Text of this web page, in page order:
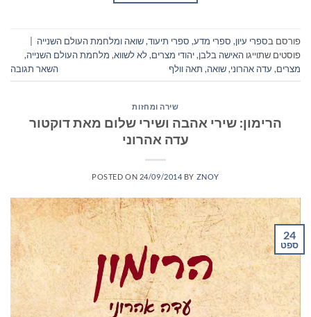
פורסם בספרי עיון, ספרי מדע, ספרי תיעוד,שואה ומלחמת העולם השנייה |
פוסטים שתוייגו האישה בלבן,יהודי מצרים,לא לשווא, מלחמת העולם השנייה,
מצרים, עדה אהרוני,שואה, תאה וולף השאר תגובה
שירה ומחזות
הרימון: שירי אהבה ושירי שלום מאת דוקטור
עדה אהרוני
POSTED ON 24/09/2014 BY ZNOY
24
ספט